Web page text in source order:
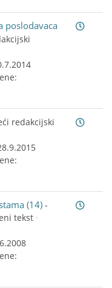
poslodavaca
redakcijski
(14) -
tekst ·